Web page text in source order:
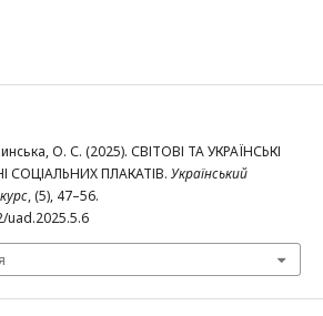
О. С. (2025). СВІТОВІ ТА УКРАЇНСЬКІ
СОЦІАЛЬНИХ ПЛАКАТІВ. Український
, (5), 47–56.